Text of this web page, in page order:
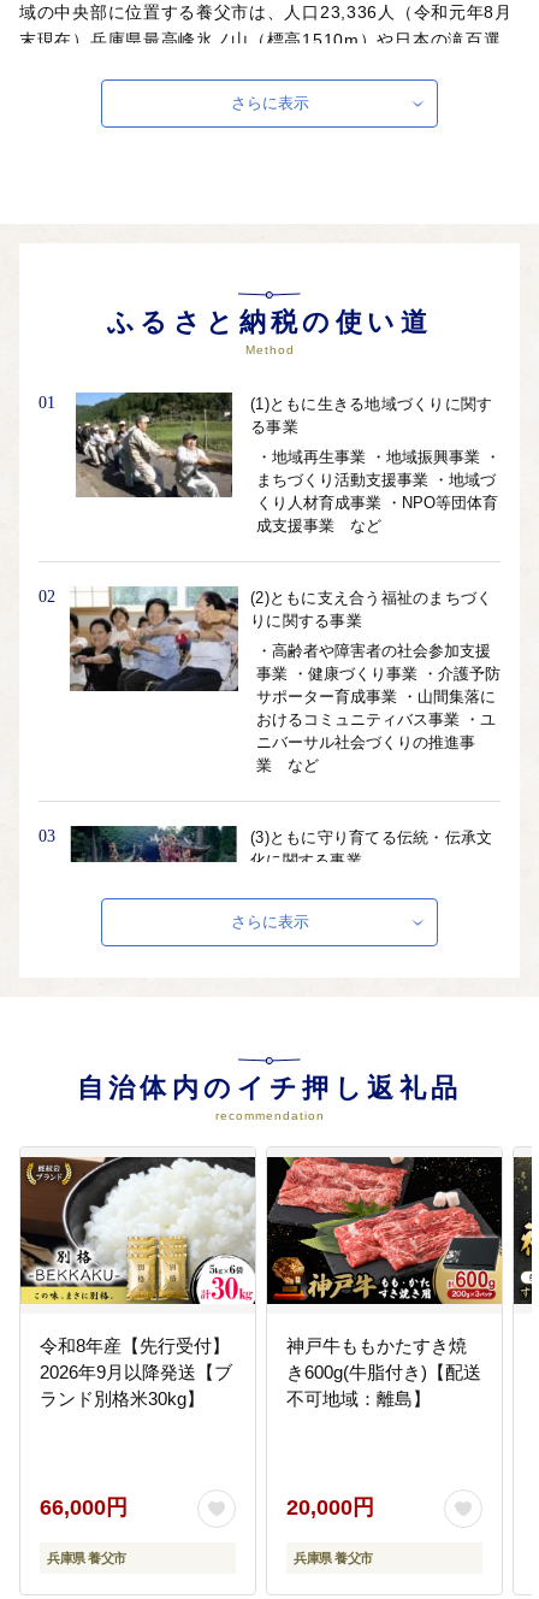
域の中央部に位置する養父市は、人口23,336人（令和元年8月
末現在）兵庫県最高峰氷ノ山（標高1510m）や日本の滝百選
戦略特区（中山間農業改革特区）に指定され、中山間地域の農
業振興に取り組んでいます。また、特区の規制緩和を活かし
自治体ホームページは
さらに表示
ふるさと納税の使い道
Method
01
(1)ともに生きる地域づくりに関す
る事業
・地域再生事業 ・地域振興事業 ・
まちづくり活動支援事業 ・地域づ
くり人材育成事業 ・NPO等団体育
成支援事業 など
02
(2)ともに支え合う福祉のまちづく
りに関する事業
・高齢者や障害者の社会参加支援
事業 ・健康づくり事業 ・介護予防
サポーター育成事業 ・山間集落に
おけるコミュニティバス事業 ・ユ
ニバーサル社会づくりの推進事
業 など
03
(3)ともに守り育てる伝統・伝承文
化に関する事業
芸能、伝統行事等の保護育成事
・ビバホールチェロコンクール開
催 ・木彫フォークアートおおや開
05
(5)ともに育む子育て支援に関する
事業
・地域子育て支援センター事業 ・
まちの子育て広場事業 ・放課後児
童健全育成事業 ・障害児福祉サー
ビス事業 ・多様な保育サービスの
06
(6)ともに守る自然保護及び森林保
るミズバショウの保全事業 ・森林
資源の維持、保全及び整備に関す
ル対策事業 など
さらに表示
自治体内のイチ押し返礼品
recommendation
令和8年産【先行受付】
2026年9月以降発送【ブ
ランド別格米30kg】
66,000円
兵庫県 養父市
神戸牛ももかたすき焼
き600g(牛脂付き)【配送
不可地域：離島】
20,000円
兵庫県 養父市